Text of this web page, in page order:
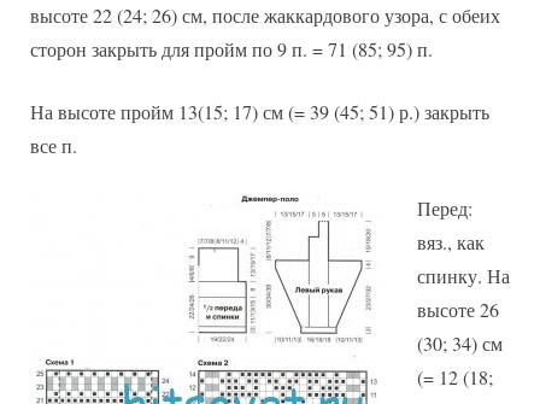
высоте 22 (24; 26) см, после жаккардового узора, с обеих
сторон закрыть для пройм по 9 п. = 71 (85; 95) п.
На высоте пройм 13(15; 17) см (= 39 (45; 51) р.) закрыть
все п.
Перед:
вяз., как
спинку. На
высоте 26
(30; 34) см
(= 12 (18;